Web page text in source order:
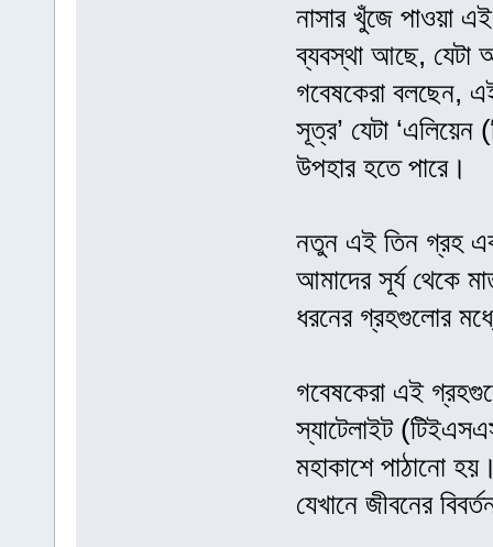
নাসার খুঁজে পাওয়া
ব্যবস্থা আছে, যেটা
গবেষকেরা বলছেন,
সূত্র’ যেটা ‘এলিয়েন
উপহার হতে পারে।
নতুন এই তিন গ্রহ
আমাদের সূর্য থেকে
ধরনের গ্রহগুলোর
গবেষকেরা এই
স্যাটেলাইট
মহাকাশে পাঠানো
যেখানে জীবনের